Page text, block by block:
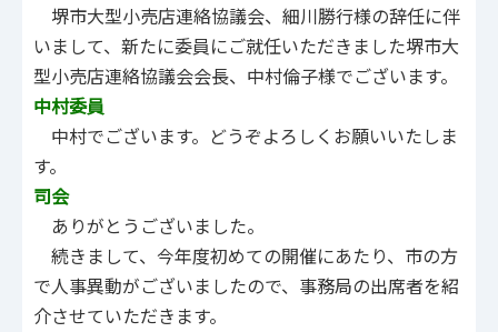
堺市大型小売店連絡協議会、細川勝行様の辞任に伴
いまして、新たに委員にご就任いただきました堺市大
型小売店連絡協議会会長、中村倫子様でございます。
中村委員
中村でございます。どうぞよろしくお願いいたしま
す。
司会
ありがとうございました。
続きまして、今年度初めての開催にあたり、市の方
で人事異動がございましたので、事務局の出席者を紹
介させていただきます。